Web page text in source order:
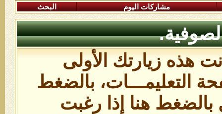
مشاركات اليوم البحث
هذه زيارتك الأولى
التعليمـــات، بالضغط
بالضغط هنا إذا رغبت